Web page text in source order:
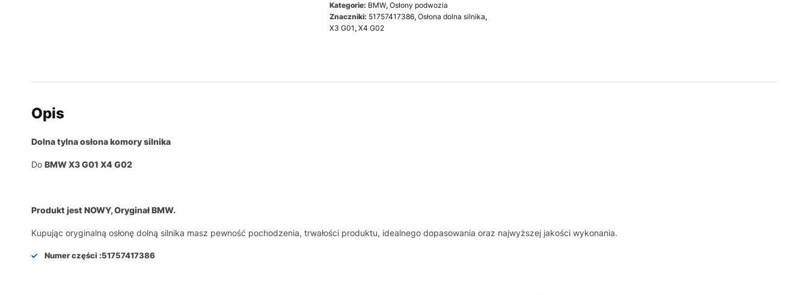
Kategorie: BMW, Osłony podwozia
Znaczniki: 51757417386, Osłona dolna silnika,
X3 G01 , X4 G02
Opis
Dolna tylna osłona komory silnika
Do BMW X3 G01 X4 G02
Produkt jest NOWY, Oryginał BMW.
Kupując oryginalną osłonę dolną silnika masz pewność pochodzenia, trwałości produktu, idealnego dopasowania oraz najwyższej jakości wykonania.
Numer części :51757417386